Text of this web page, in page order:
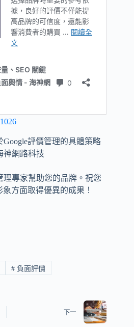
評價管理的具體策略
神網路科技
專家幫助您的品牌。祝您
方面取得優異的成果！
# 負面評價
下一